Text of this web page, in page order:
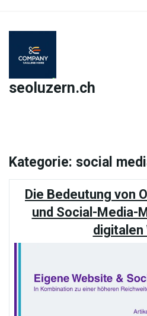
content
seoluzern.ch
Kategorie: social
Die Bedeutung von
und Social-Media-
digitalen